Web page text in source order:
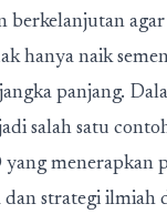
berkelanjutan
hanya naik
panjang.
salah satu
yang menerapkan
dan strategi ilmiah